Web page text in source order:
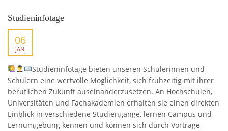
Studieninfotage
06
JAN.
Studieninfotage bieten unseren Schülerinnen und
Schülern eine wertvolle Möglichkeit, sich frühzeitig mit ihrer
beruflichen Zukunft auseinanderzusetzen. An Hochschulen,
Universitäten und Fachakademien erhalten sie einen direkten
Einblick in verschiedene Studiengänge, lernen Campus und
Lernumgebung kennen und können sich durch Vorträge,